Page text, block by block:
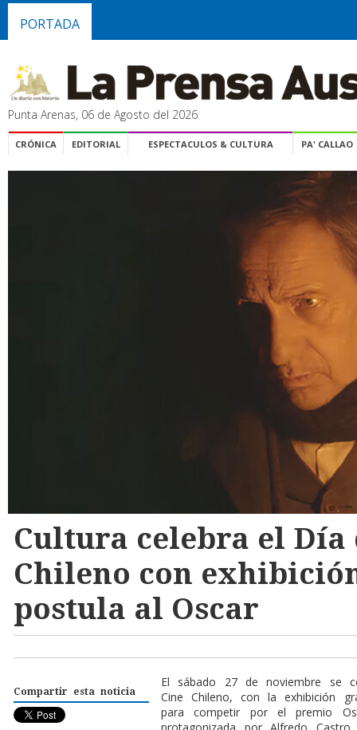
PORTADA
Punta Arenas, 06 de Agosto del 2026
CRÓNICA EDITORIAL ESPECTACULOS & CULTURA PA' CALLAO
Cultura celebra el Día
Chileno con
postula al Oscar
Compartir esta noticia
El sábado 27 de noviembre se
Cine Chileno, con la exhibición
para competir por el premio